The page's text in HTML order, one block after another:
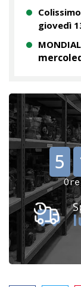
giovedì
5
Ore